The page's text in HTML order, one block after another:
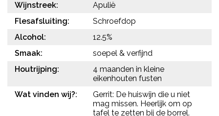
Wijnstreek:
Apulië
Flesafsluiting:
Schroefdop
Alcohol:
12.5%
Smaak:
soepel & verfijnd
Houtrijping:
4 maanden in kleine
eikenhouten fusten
Wat vinden wij?:
Gerrit: De huiswijn die u niet
mag missen. Heerlijk om op
tafel te zetten bij de borrel.